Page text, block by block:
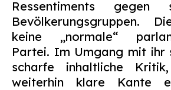
Ressentiments gegen
Bevölkerungsgruppen.
keine „normale“
Partei. Im Umgang mit ihr
scharfe inhaltliche
weiterhin klare Kante